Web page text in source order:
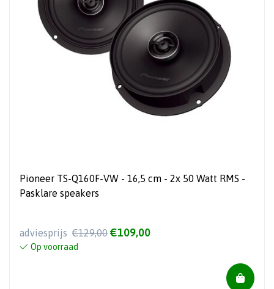
Pioneer TS-Q160F-VW - 16,5 cm - 2x 50 Watt RMS -
Pasklare speakers
adviesprijs €129,00 €109,00
Op voorraad